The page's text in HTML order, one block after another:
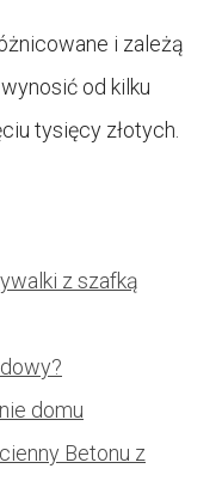
i zależą
od kilku
tysięcy złotych.
z szafką
domu
Betonu z